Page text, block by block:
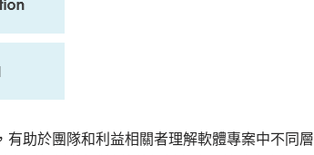
助於團隊和利益相關者理解軟體專案中不同層